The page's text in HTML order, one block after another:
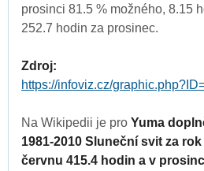
prosinci 81.5 % možného, 8.15
252.7 hodin za prosinec.
Zdroj:
https://infoviz.cz/
Na Wikipedii je pro Yuma
1981-2010 Sluneční svit za
červnu 415.4 hodin a v